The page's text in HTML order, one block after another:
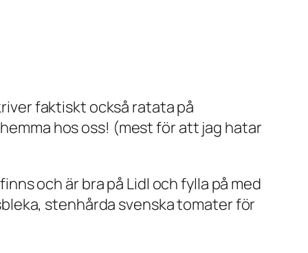
faktiskt också ratata på
hos oss! (mest för att jag hatar
och är bra på Lidl och fylla på med
stenhårda svenska tomater för